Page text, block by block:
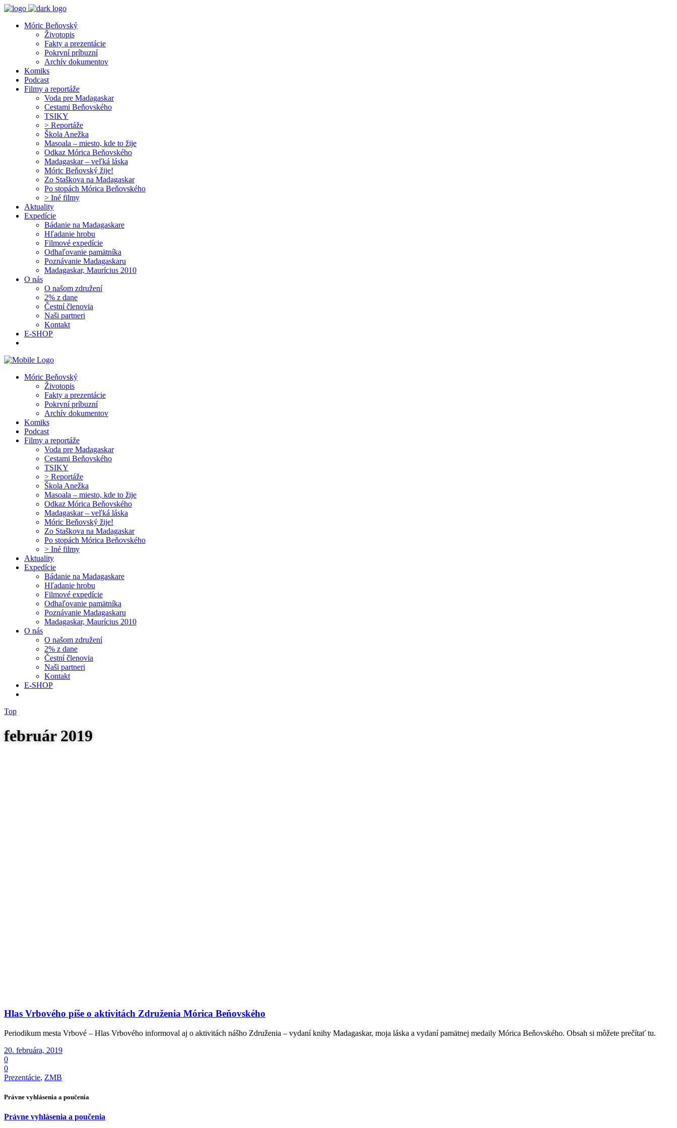
Móric Beňovský
Životopis
Fakty a prezentácie
Pokrvní príbuzní
Archív dokumentov
Komiks
Podcast
Filmy a reportáže
Voda pre Madagaskar
Cestami Beňovského
TSIKY
> Reportáže
Škola Anežka
Masoala – miesto, kde to žije
Odkaz Mórica Beňovského
Madagaskar – veľká láska
Móric Beňovský žije!
Zo Staškova na Madagaskar
Po stopách Mórica Beňovského
> Iné filmy
Aktuality
Expedície
Bádanie na Madagaskare
Hľadanie hrobu
Filmové expedície
Odhaľovanie pamätníka
Poznávanie Madagaskaru
Madagaskar, Maurícius 2010
O nás
O našom združení
2% z dane
Čestní členovia
Naši partneri
Kontakt
E-SHOP
Móric Beňovský
Životopis
Fakty a prezentácie
Pokrvní príbuzní
Archív dokumentov
Komiks
Podcast
Filmy a reportáže
Voda pre Madagaskar
Cestami Beňovského
TSIKY
> Reportáže
Škola Anežka
Masoala – miesto, kde to žije
Odkaz Mórica Beňovského
Madagaskar – veľká láska
Móric Beňovský žije!
Zo Staškova na Madagaskar
Po stopách Mórica Beňovského
> Iné filmy
Aktuality
Expedície
Bádanie na Madagaskare
Hľadanie hrobu
Filmové expedície
Odhaľovanie pamätníka
Poznávanie Madagaskaru
Madagaskar, Maurícius 2010
O nás
O našom združení
2% z dane
Čestní členovia
Naši partneri
Kontakt
E-SHOP
Top
február 2019
Hlas Vrbového píše o aktivitách Združenia Mórica Beňovského
Periodikum mesta Vrbové – Hlas Vrbového informoval aj o aktivitách nášho Združenia – vydaní knihy Madagaskar, moja láska a vydaní pamätnej medaily Mórica Beňovského. Obsah si môžete prečítať tu.
20. februára, 2019
0
0
Prezentácie, ZMB
Právne vyhlásenia a poučenia
Právne vyhlásenia a poučenia